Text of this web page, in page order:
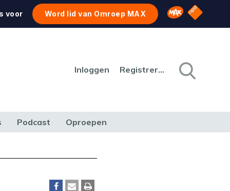
voor Word lid van Omroep MAX Omroep MAX
NPO
Inloggen Registreren
Podcast Oproepen